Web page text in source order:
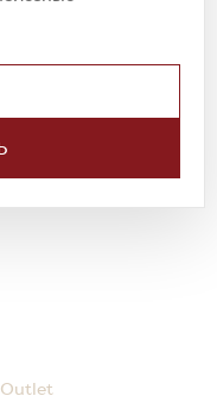
и возврат
Ред